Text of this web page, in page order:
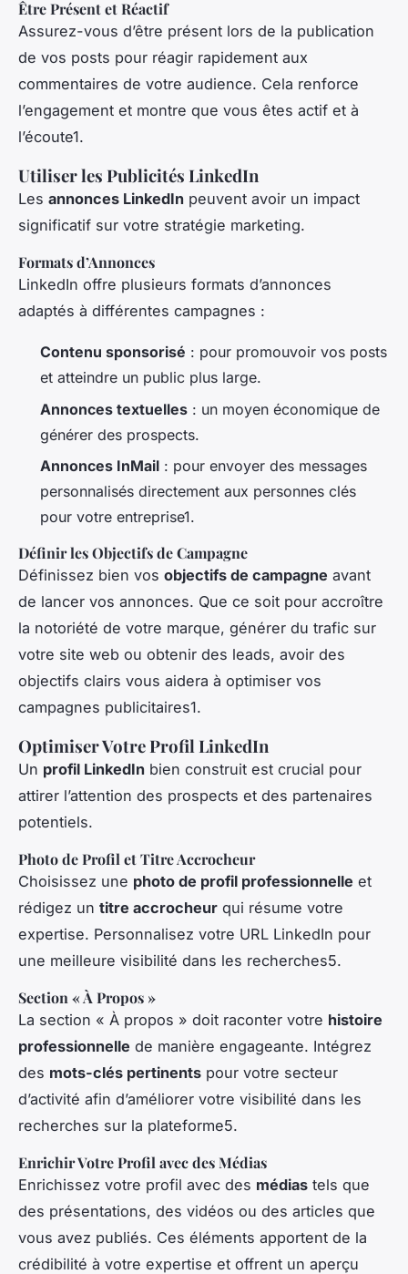
Être Présent et Réactif
Assurez-vous d’être présent lors de la publication
de vos posts pour réagir rapidement aux
commentaires de votre audience. Cela renforce
l’engagement et montre que vous êtes actif et à
l’écoute1.
Utiliser les Publicités LinkedIn
Les annonces LinkedIn peuvent avoir un impact
significatif sur votre stratégie marketing.
Formats d’Annonces
LinkedIn offre plusieurs formats d’annonces
adaptés à différentes campagnes :
Contenu sponsorisé : pour promouvoir vos posts
et atteindre un public plus large.
Annonces textuelles : un moyen économique de
générer des prospects.
Annonces InMail : pour envoyer des messages
personnalisés directement aux personnes clés
pour votre entreprise1.
Définir les Objectifs de Campagne
Définissez bien vos objectifs de campagne avant
de lancer vos annonces. Que ce soit pour accroître
la notoriété de votre marque, générer du trafic sur
votre site web ou obtenir des leads, avoir des
objectifs clairs vous aidera à optimiser vos
campagnes publicitaires1.
Optimiser Votre Profil LinkedIn
Un profil LinkedIn bien construit est crucial pour
attirer l’attention des prospects et des partenaires
potentiels.
Photo de Profil et Titre Accrocheur
Choisissez une photo de profil professionnelle et
rédigez un titre accrocheur qui résume votre
expertise. Personnalisez votre URL LinkedIn pour
une meilleure visibilité dans les recherches5.
Section « À Propos »
La section « À propos » doit raconter votre histoire
professionnelle de manière engageante. Intégrez
des mots-clés pertinents pour votre secteur
d’activité afin d’améliorer votre visibilité dans les
recherches sur la plateforme5.
Enrichir Votre Profil avec des Médias
Enrichissez votre profil avec des médias tels que
des présentations, des vidéos ou des articles que
vous avez publiés. Ces éléments apportent de la
crédibilité à votre expertise et offrent un aperçu